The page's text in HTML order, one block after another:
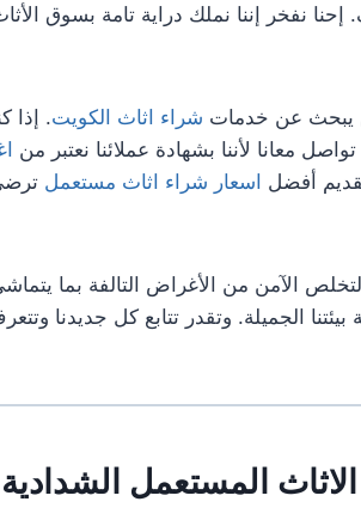
نفخر إننا نملك دراية تامة بسوق
يبحث عن خدمات شراء اثاث الكويت. إذا
معانا لأننا بشهادة عملائنا نعتبر من
أفضل اسعار شراء اثاث مستعمل
الآمن من الأغراض التالفة بما
الجميلة. وتقدر تتابع كل جديدنا
المستعمل